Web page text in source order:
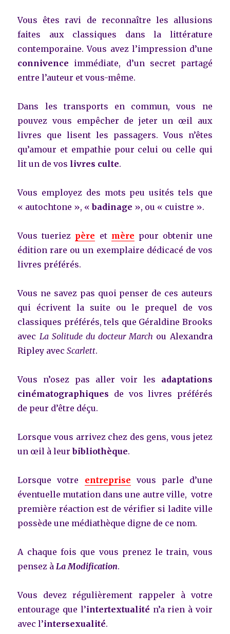
Vous êtes ravi de reconnaître les allusions
faites aux classiques dans la littérature
contemporaine. Vous avez l’impression d’une
connivence immédiate, d’un secret partagé
entre l’auteur et vous-même.
Dans les transports en commun, vous ne
pouvez vous empêcher de jeter un œil aux
livres que lisent les passagers. Vous n’êtes
qu’amour et empathie pour celui ou celle qui
lit un de vos livres culte.
Vous employez des mots peu usités tels que
« autochtone », «badinage », ou « cuistre ».
Vous tueriez père et mère pour obtenir une
édition rare ou un exemplaire dédicacé de vos
livres préférés.
Vous ne savez pas quoi penser de ces auteurs
qui écrivent la suite ou le prequel de vos
classiques préférés, tels que Géraldine Brooks
avec La Solitude du docteur March ou Alexandra
Ripley avecScarlett.
Vous n’osez pas aller voir les adaptations
cinématographiques de vos livres préférés
de peur d’être déçu.
Lorsque vous arrivez chez des gens, vous jetez
un œil à leurbibliothèque.
Lorsque votre entreprise vous parle d’une
éventuelle mutation dans une autre ville, votre
première réaction est de vérifier si ladite ville
possède une médiathèque digne de ce nom.
A chaque fois que vous prenez le train, vous
pensez à La Modification.
Vous devez régulièrement rappeler à votre
entourage que l’intertextualité n’a rien à voir
avec l’intersexualité.